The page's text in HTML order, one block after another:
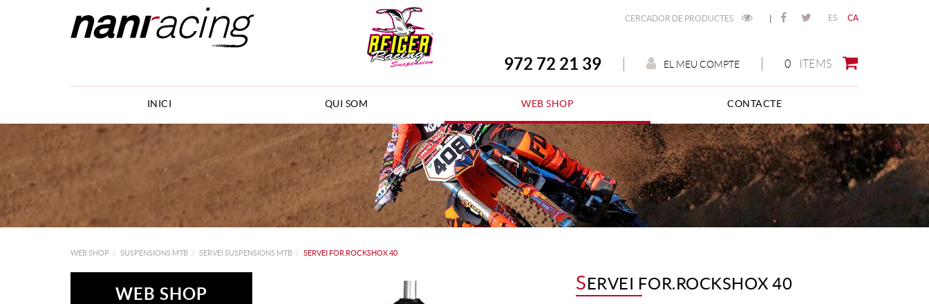
ES CA
CERCADOR DE PRODUCTES |
0 ITEMS
EL MEU COMPTE
972 72 21 39
INICI QUI SOM WEB SHOP CONTACTE
WEB SHOP SUSPENSIONS MTB SERVEI SUSPENSIONS MTB SERVEI FOR.ROCKSHOX 40
WEB SHOP
SERVEI FOR.ROCKSHOX 40